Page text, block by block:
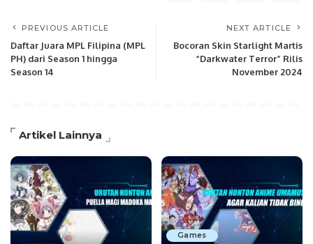
PREVIOUS ARTICLE
Daftar Juara MPL Filipina (MPL
PH) dari Season 1 hingga
Season 14
NEXT ARTICLE
Bocoran Skin Starlight Martis
“Darkwater Terror” Rilis
November 2024
Artikel Lainnya
Games